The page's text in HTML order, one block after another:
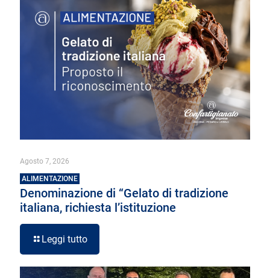
Agosto 7, 2026
ALIMENTAZIONE
Denominazione di “Gelato di tradizione
italiana, richiesta l’istituzione
Leggi tutto